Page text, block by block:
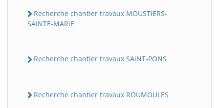
Recherche chantier travaux MOUSTiERS-
SAiNTE-MARiE
Recherche chantier travaux SAiNT-PONS
Recherche chantier travaux ROUMOULES